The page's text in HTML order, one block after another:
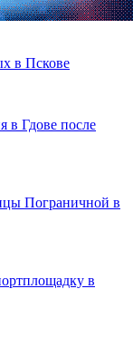
в Пскове
в Гдове после
Пограничной в
в